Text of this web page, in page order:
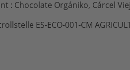
: Chocolate Orgániko, Cárcel
ES-ECO-001-CM